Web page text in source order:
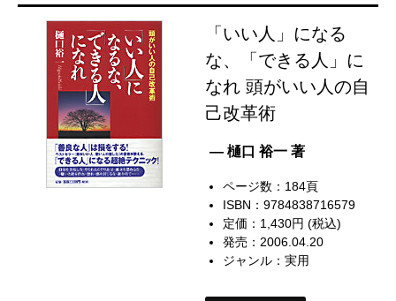
「いい人」になる
な、「できる人」に
なれ 頭がいい人の自
己改革術
— 樋口 裕一 著
ページ数：184頁
ISBN：9784838716579
定価：1,430円 (税込)
発売：2006.04.20
ジャンル：実用